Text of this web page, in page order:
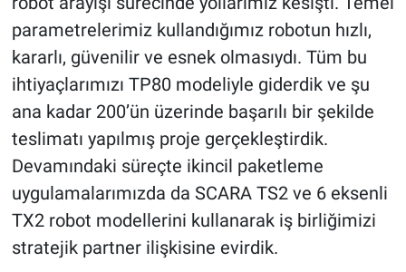
parametrelerimiz kullandığımız robotun hızlı,
kararlı, güvenilir ve esnek olmasıydı. Tüm bu
ihtiyaçlarımızı TP80 modeliyle giderdik ve şu
ana kadar 200’ün üzerinde başarılı bir şekilde
teslimatı yapılmış proje gerçekleştirdik.
Devamındaki süreçte ikincil paketleme
uygulamalarımızda da SCARA TS2 ve 6 eksenli
TX2 robot modellerini kullanarak iş birliğimizi
stratejik partner ilişkisine evirdik.